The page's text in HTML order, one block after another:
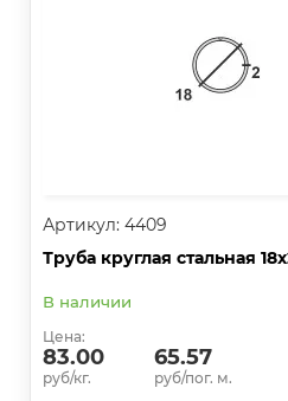
Артикул: 4409
Труба круглая стальная
В наличии
Цена:
83.00
руб/кг.
65.57
руб/пог. м.